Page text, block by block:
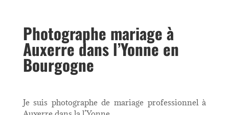
Photographe mariage à
Auxerre dans l’Yonne en
Bourgogne
Je suis photographe de mariage professionnel à